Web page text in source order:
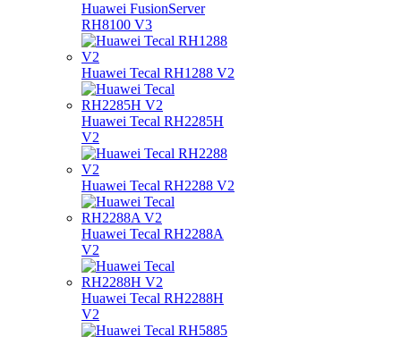
Huawei FusionServer
RH8100 V3
Huawei Tecal RH1288 V2
Huawei Tecal RH2285H
V2
Huawei Tecal RH2288 V2
Huawei Tecal RH2288A
V2
Huawei Tecal RH2288H
V2